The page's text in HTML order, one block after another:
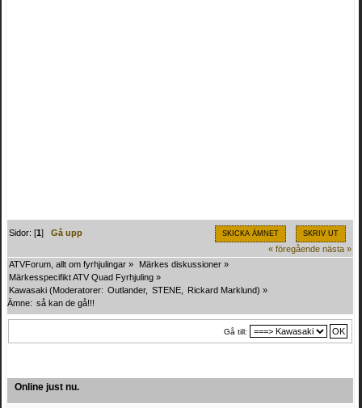
SKICKA ÄMNET SKRIV UT
Sidor: [1]Gå upp
« föregående nästa »
ATVForum, allt om fyrhjulingar » Märkes diskussioner »
Märkesspecifikt ATV Quad Fyrhjuling »
Kawasaki (Moderatorer: Outlander, STENE Rickard Marklund) »
Ämne: så kan de gå!!!
Gå till:
Online just nu.